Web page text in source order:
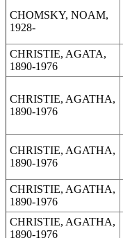
CHOMSKY, NOAM,
1928-
CHRISTIE, AGATA,
1890-1976
CHRISTIE, AGATHA,
1890-1976
CHRISTIE, AGATHA,
1890-1976
CHRISTIE, AGATHA,
1890-1976
CHRISTIE, AGATHA,
1890-1976